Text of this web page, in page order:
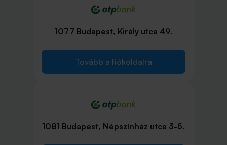
1077 Budapest, Király utca 49.
Tovább a fiókoldalra
1081 Budapest, Népszínház utca 3-5.